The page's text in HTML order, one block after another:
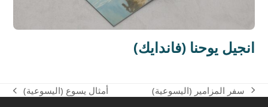
(انجيل يوحنا (فاندايك
previous
أمثال يسوع (اليسوعية)
next
سفر المزامير (اليسوعية)